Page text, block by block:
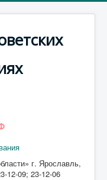
г. Ярославль,
12-09; 23-12-06